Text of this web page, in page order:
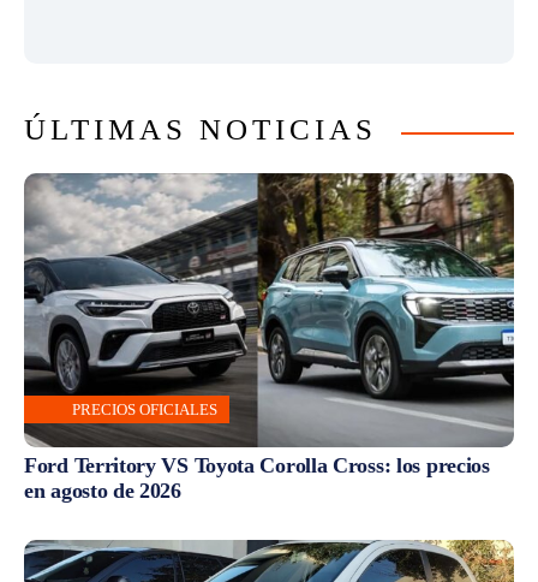
ÚLTIMAS NOTICIAS
PRECIOS OFICIALES
Ford Territory VS Toyota Corolla Cross: los precios
en agosto de 2026